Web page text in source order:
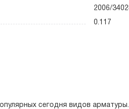
2006/
0.117
сегодня видов